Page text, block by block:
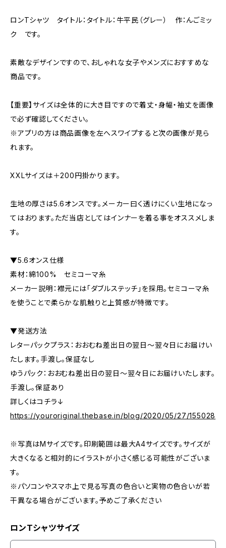
ロンTシャツ タイトル：タイトル：牛平民（グレー） 作：んごミッ
ク です。
素敵なデザインですので、おしゃれな女子やメンズにおすすめな
商品です。
【重要】サイズは全体的に大き目ですので着丈・身幅・袖丈を画像
で必ず確認してください。
※アプリの方は商品画像を左へスワイプすると次の画像が見ら
れます。
XXLサイズは＋200円掛かります。
生地の厚さは5.6オンスです。メーカー曰く透けにくい生地になっ
てはおります。ただ当店としてはインナーを着る事をオススメしま
す。
▼5.6オンス仕様
素材：綿100% セミコーマ糸
メーカー説明：襟元には「ダブルステッチ」を採用。セミコーマ糸
を使うことで柔らかな肌触りと上質感が特徴です。
▼発送方法
レターパックプラス：おおむね差出日の翌日〜翌々日にお届けい
たします。手渡し。保証なし
ゆうパック：おおむね差出日の翌日〜翌々日にお届けいたします。
手渡し。保証あり
詳しくはコチラ↓
https://youroriginal.thebase.in/blog/2020/05/27/155028
※写真はMサイズです。印刷範囲は最大A4サイズです。サイズが
大きくなると相対的にイラストが小さく感じる可能性がございま
す。
※パソコンやスマホ上で見る写真の色合いと実物の色合いが若
干異なる場合がございます。予めご了承ください
ロンTシャツサイズ